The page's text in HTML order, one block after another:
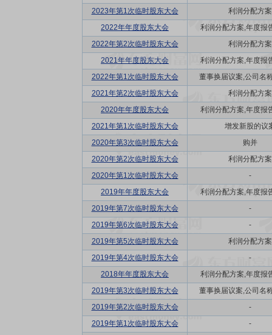
2023年第1次临时股东大会
利润分配方案
2022年年度股东大会
利润分配方案,年度报
2022年第2次临时股东大会
利润分配方案
2021年年度股东大会
利润分配方案,年度报
2022年第1次临时股东大会
董事换届议案,公司名
2021年第2次临时股东大会
利润分配方案
2020年年度股东大会
利润分配方案,年度报
2021年第1次临时股东大会
增发新股的议
2020年第3次临时股东大会
购并
2020年第2次临时股东大会
利润分配方案
2020年第1次临时股东大会
-
2019年年度股东大会
利润分配方案,年度报
2019年第7次临时股东大会
-
2019年第6次临时股东大会
-
2019年第5次临时股东大会
利润分配方案
2019年第4次临时股东大会
-
2018年年度股东大会
利润分配方案,年度报
2019年第3次临时股东大会
董事换届议案,公司名
2019年第2次临时股东大会
-
2019年第1次临时股东大会
-